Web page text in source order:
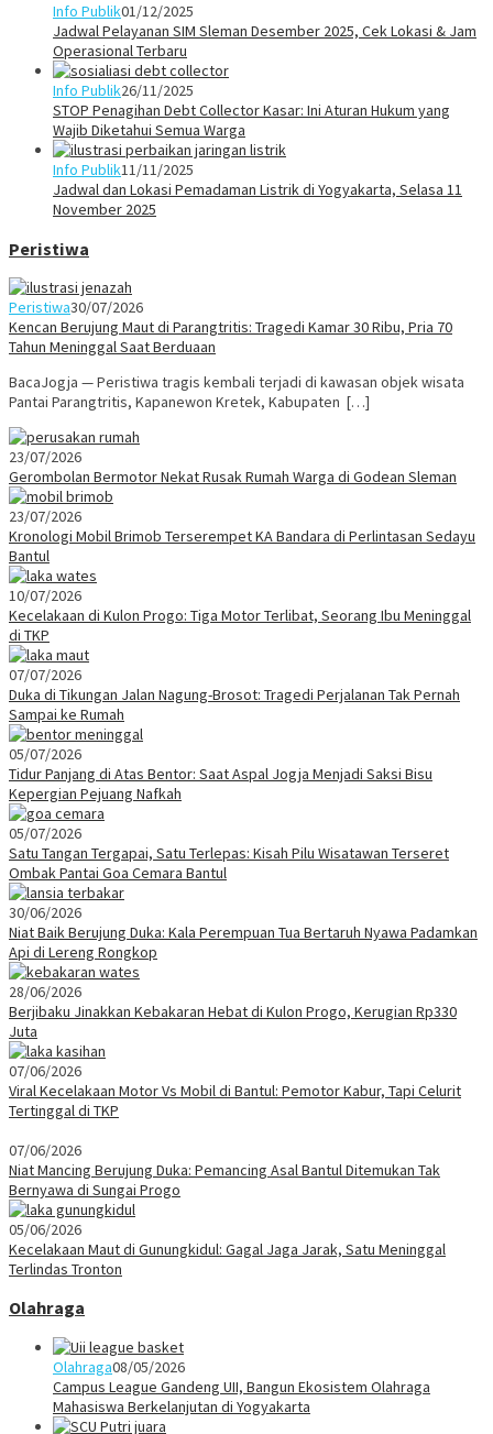
Info Publik01/12/2025
Jadwal Pelayanan SIM Sleman Desember 2025, Cek Lokasi & Jam
Operasional Terbaru
Info Publik26/11/2025
STOP Penagihan Debt Collector Kasar: Ini Aturan Hukum yang
Wajib Diketahui Semua Warga
Info Publik11/11/2025
Jadwal dan Lokasi Pemadaman Listrik di Yogyakarta, Selasa 11
November 2025
Peristiwa
Peristiwa30/07/2026
Kencan Berujung Maut di Parangtritis: Tragedi Kamar 30 Ribu, Pria 70
Tahun Meninggal Saat Berduaan
BacaJogja — Peristiwa tragis kembali terjadi di kawasan objek wisata
Pantai Parangtritis, Kapanewon Kretek, Kabupaten […]
23/07/2026
Gerombolan Bermotor Nekat Rusak Rumah Warga di Godean Sleman
23/07/2026
Kronologi Mobil Brimob Terserempet KA Bandara di Perlintasan Sedayu
Bantul
10/07/2026
Kecelakaan di Kulon Progo: Tiga Motor Terlibat, Seorang Ibu Meninggal
di TKP
07/07/2026
Duka di Tikungan Jalan Nagung-Brosot: Tragedi Perjalanan Tak Pernah
Sampai ke Rumah
05/07/2026
Tidur Panjang di Atas Bentor: Saat Aspal Jogja Menjadi Saksi Bisu
Kepergian Pejuang Nafkah
05/07/2026
Satu Tangan Tergapai, Satu Terlepas: Kisah Pilu Wisatawan Terseret
Ombak Pantai Goa Cemara Bantul
30/06/2026
Niat Baik Berujung Duka: Kala Perempuan Tua Bertaruh Nyawa Padamkan
Api di Lereng Rongkop
28/06/2026
Berjibaku Jinakkan Kebakaran Hebat di Kulon Progo, Kerugian Rp330
Juta
07/06/2026
Viral Kecelakaan Motor Vs Mobil di Bantul: Pemotor Kabur, Tapi Celurit
Tertinggal di TKP
07/06/2026
Niat Mancing Berujung Duka: Pemancing Asal Bantul Ditemukan Tak
Bernyawa di Sungai Progo
05/06/2026
Kecelakaan Maut di Gunungkidul: Gagal Jaga Jarak, Satu Meninggal
Terlindas Tronton
Olahraga
Olahraga08/05/2026
Campus League Gandeng UII, Bangun Ekosistem Olahraga
Mahasiswa Berkelanjutan di Yogyakarta